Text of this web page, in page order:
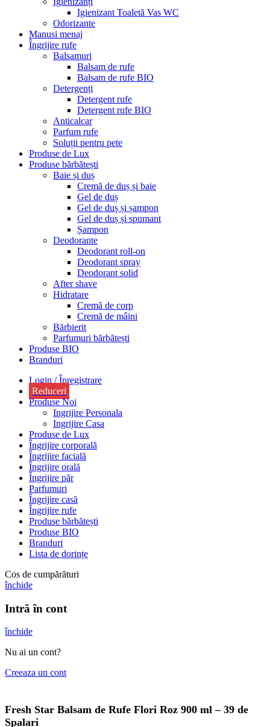
Igienizant Toaletă Vas WC
Odorizante
Manusi menaj
Îngrijire rufe
Balsamuri
Balsam de rufe
Balsam de rufe BIO
Detergenți
Detergent rufe
Detergent rufe BIO
Anticalcar
Parfum rufe
Soluții pentru pete
Produse de Lux
Produse bărbătești
Baie și duș
Cremă de duș și baie
Gel de duș
Gel de duș și șampon
Gel de duș și spumant
Șampon
Deodorante
Deodorant roll-on
Deodorant spray
Deodorant solid
After shave
Hidratare
Cremă de corp
Cremă de mâini
Bărbierit
Parfumuri bărbătești
Produse BIO
Branduri
Login / Înregistrare
Reduceri
Produse Noi
Ingrijire Personala
Ingrijire Casa
Produse de Lux
Îngrijire corporală
Îngrijire facială
Îngrijire orală
Îngrijire păr
Parfumuri
Îngrijire casă
Îngrijire rufe
Produse bărbătești
Produse BIO
Branduri
Lista de dorințe
Cos de cumpărături
închide
Intră în cont
închide
Nu ai un cont?
Creeaza un cont
Fresh Star Balsam de Rufe Flori Roz 900 ml – 39 de
Spalari